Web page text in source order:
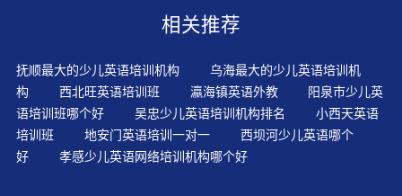
诵单词，学会音标很重要，会音标对背单词的好处：（1）
（2）学会音标里的拼读规则帮助孩子高效背单词。针对性
强在初学英语阶段，家长在日常生活中可以接送孩子上下
学的时候在车上播放英文童谣，平时交流时也可以用简单
的英语同孩子交谈，增加孩子的语感同时锻炼孩子的自
信，也可以纠正孩子的语调和发音。6-8岁的孩子英语掌握
范围从日常英语扩展到学科英语，通过阅读学习语法，通
相关推荐
抚顺最大的少儿英语培训机构
乌海最大的少儿英语培训机
构
西北旺英语培训班 瀛海镇英语外教
阳泉市少儿英
语培训班哪个好
吴忠少儿英语培训机构排名
小西天英语
培训班
地安门英语培训一对一
西坝河少儿英语哪个
好
孝感少儿英语网络培训机构哪个好